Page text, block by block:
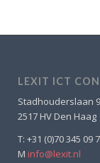
LEXIT ICT
Stadhouderslaan 9
2517 HV Den Haag
T: +31 (0)70 345 09
Minfo@lexit.nl